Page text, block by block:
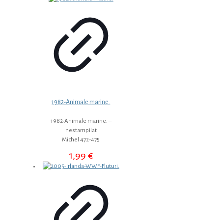
fost:
23,99 €.
1982-Animale marine.
1982-Animale marine. –
nestampilat
Michel 472-475
1,99 €